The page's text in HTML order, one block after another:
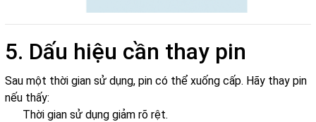
5. Dấu hiệu cần thay pin
Sau một thời gian sử dụng, pin có thể xuống cấp. Hãy thay pin
nếu thấy:
Thời gian sử dụng giảm rõ rệt.